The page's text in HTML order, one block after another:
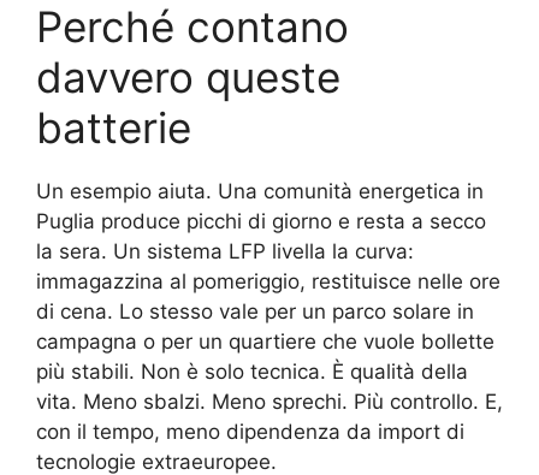
Perché contano
davvero queste
batterie
Un esempio aiuta. Una comunità energetica in
Puglia produce picchi di giorno e resta a secco
la sera. Un sistema LFP livella la curva:
immagazzina al pomeriggio, restituisce nelle ore
di cena. Lo stesso vale per un parco solare in
campagna o per un quartiere che vuole bollette
più stabili. Non è solo tecnica. È qualità della
vita. Meno sbalzi. Meno sprechi. Più controllo. E,
con il tempo, meno dipendenza da import di
tecnologie extraeuropee.